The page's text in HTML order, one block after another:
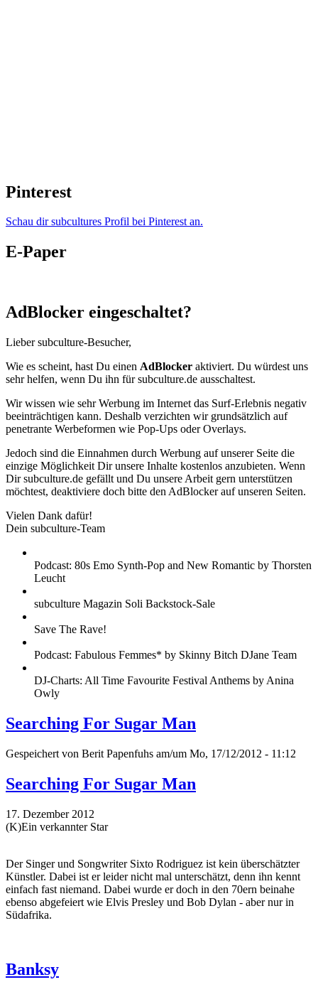
Pinterest
Schau dir subcultures Profil bei Pinterest an.
E-Paper
AdBlocker eingeschaltet?
Lieber subculture-Besucher,
Wie es scheint, hast Du einen AdBlocker aktiviert. Du würdest uns
sehr helfen, wenn Du ihn für subculture.de ausschaltest.
Wir wissen wie sehr Werbung im Internet das Surf-Erlebnis negativ
beeinträchtigen kann. Deshalb verzichten wir grundsätzlich auf
penetrante Werbeformen wie Pop-Ups oder Overlays.
Jedoch sind die Einnahmen durch Werbung auf unserer Seite die
einzige Möglichkeit Dir unsere Inhalte kostenlos anzubieten. Wenn
Dir subculture.de gefällt und Du unsere Arbeit gern unterstützen
möchtest, deaktiviere doch bitte den AdBlocker auf unseren Seiten.
Vielen Dank dafür!
Dein subculture-Team
Podcast: 80s Emo Synth-Pop and New Romantic by Thorsten
Leucht
subculture Magazin Soli Backstock-Sale
Save The Rave!
Podcast: Fabulous Femmes* by Skinny Bitch DJane Team
DJ-Charts: All Time Favourite Festival Anthems by Anina
Owly
Searching For Sugar Man
Gespeichert von Berit Papenfuhs am/um Mo, 17/12/2012 - 11:12
Searching For Sugar Man
17. Dezember 2012
(K)Ein verkannter Star
Der Singer und Songwriter Sixto Rodriguez ist kein überschätzter
Künstler. Dabei ist er leider nicht mal unterschätzt, denn ihn kennt
einfach fast niemand. Dabei wurde er doch in den 70ern beinahe
ebenso abgefeiert wie Elvis Presley und Bob Dylan - aber nur in
Südafrika.
Banksy